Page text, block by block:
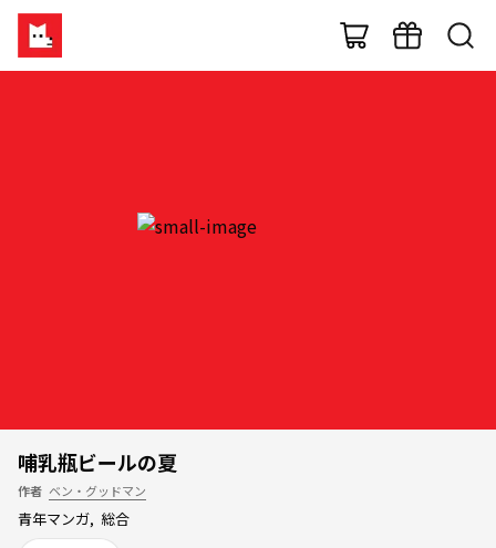
哺乳瓶ビールの夏
作者 ベン・グッドマン
青年マンガ, 総合